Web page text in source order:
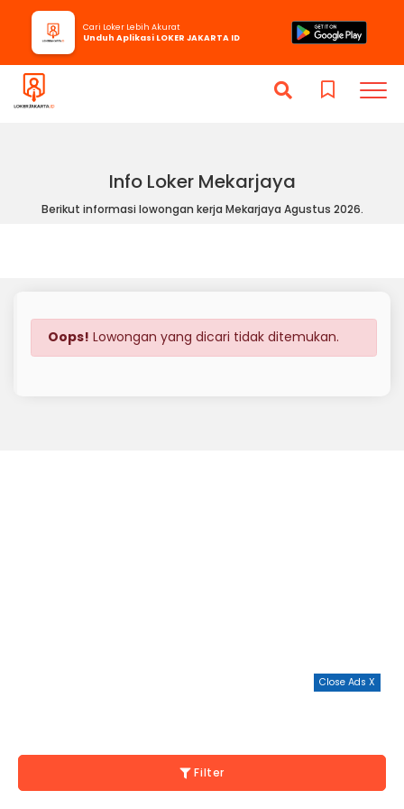
Info Loker Mekarjaya
Berikut informasi lowongan kerja Mekarjaya Agustus 2026.
Cari Loker Lebih Akurat
Unduh Aplikasi LOKER JAKARTA ID
Oops! Lowongan yang dicari tidak ditemukan.
Close Ads X
Filter